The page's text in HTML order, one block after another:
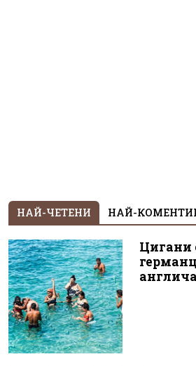
НАЙ-ЧЕТЕНИ НАЙ-
Цигани